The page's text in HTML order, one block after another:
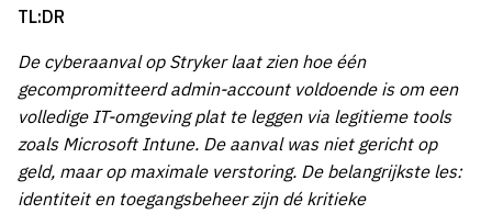
TL:DR
De cyberaanval op Stryker laat zien hoe één
gecompromitteerd admin-account voldoende is om een
volledige IT-omgeving plat te leggen via legitieme tools
zoals Microsoft Intune. De aanval was niet gericht op
geld, maar op maximale verstoring. De belangrijkste les:
identiteit en toegangsbeheer zijn dé kritieke